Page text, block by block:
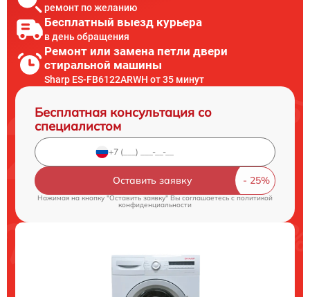
ремонт по желанию
Бесплатный выезд курьера
в день обращения
Ремонт или замена петли двери
стиральной машины
Sharp ES-FB6122ARWH от 35 минут
Бесплатная консультация со
специалистом
Оставить заявку
Нажимая на кнопку "Оставить заявку" Вы соглашаетесь cполитикой
конфиденциальности